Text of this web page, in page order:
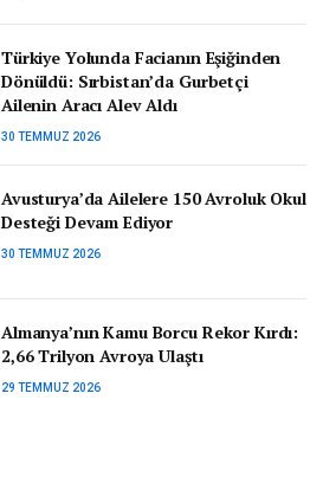
Türkiye Yolunda Facianın Eşiğinden
Dönüldü: Sırbistan’da Gurbetçi
Ailenin Aracı Alev Aldı
30 TEMMUZ 2026
Avusturya’da Ailelere 150 Avroluk Okul
Desteği Devam Ediyor
30 TEMMUZ 2026
Almanya’nın Kamu Borcu Rekor Kırdı:
2,66 Trilyon Avroya Ulaştı
29 TEMMUZ 2026